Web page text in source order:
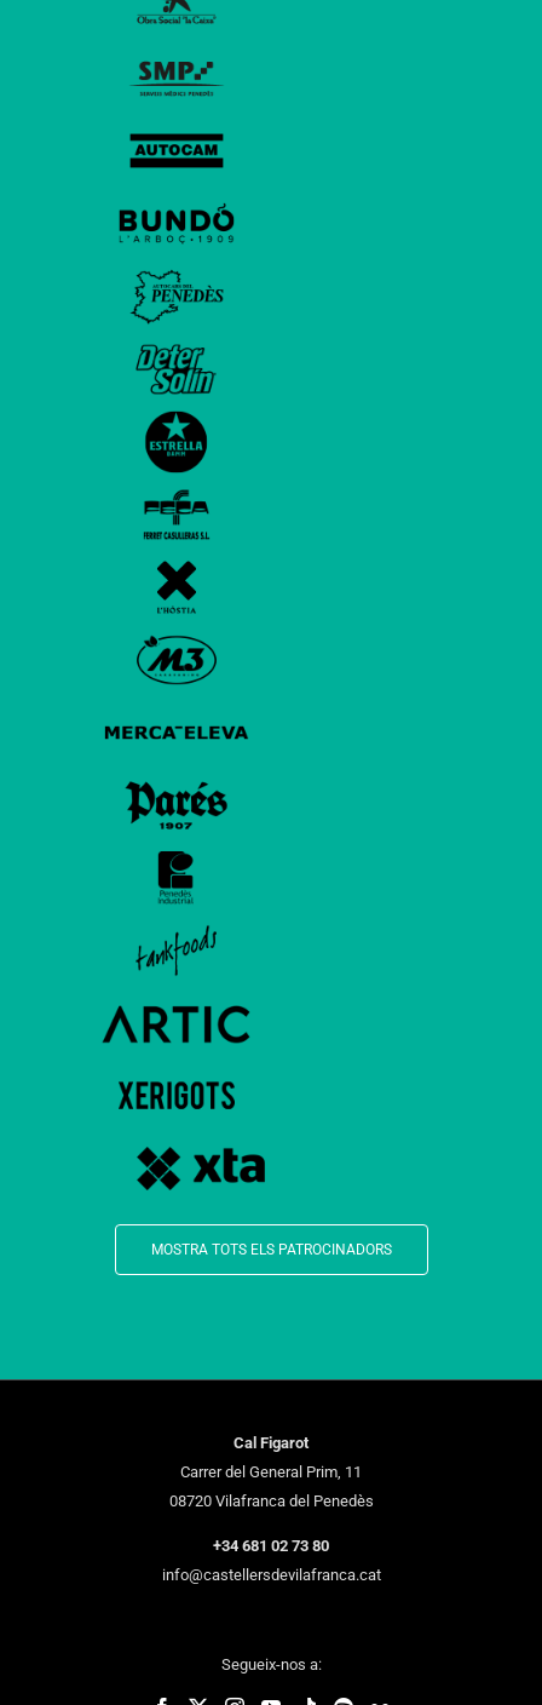
MOSTRA TOTS ELS PATROCINADORS
Cal Figarot
Carrer del General Prim, 11
08720 Vilafranca del Penedès
+34 681 02 73 80
info@castellersdevilafranca.cat
Segueix-nos a: